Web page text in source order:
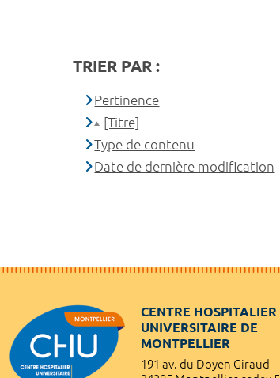
TRIER PAR :
Pertinence
[Titre]
Type de contenu
Date de dernière modification
CENTRE HOSPITALIER
UNIVERSITAIRE DE
MONTPELLIER
191 av. du Doyen Giraud